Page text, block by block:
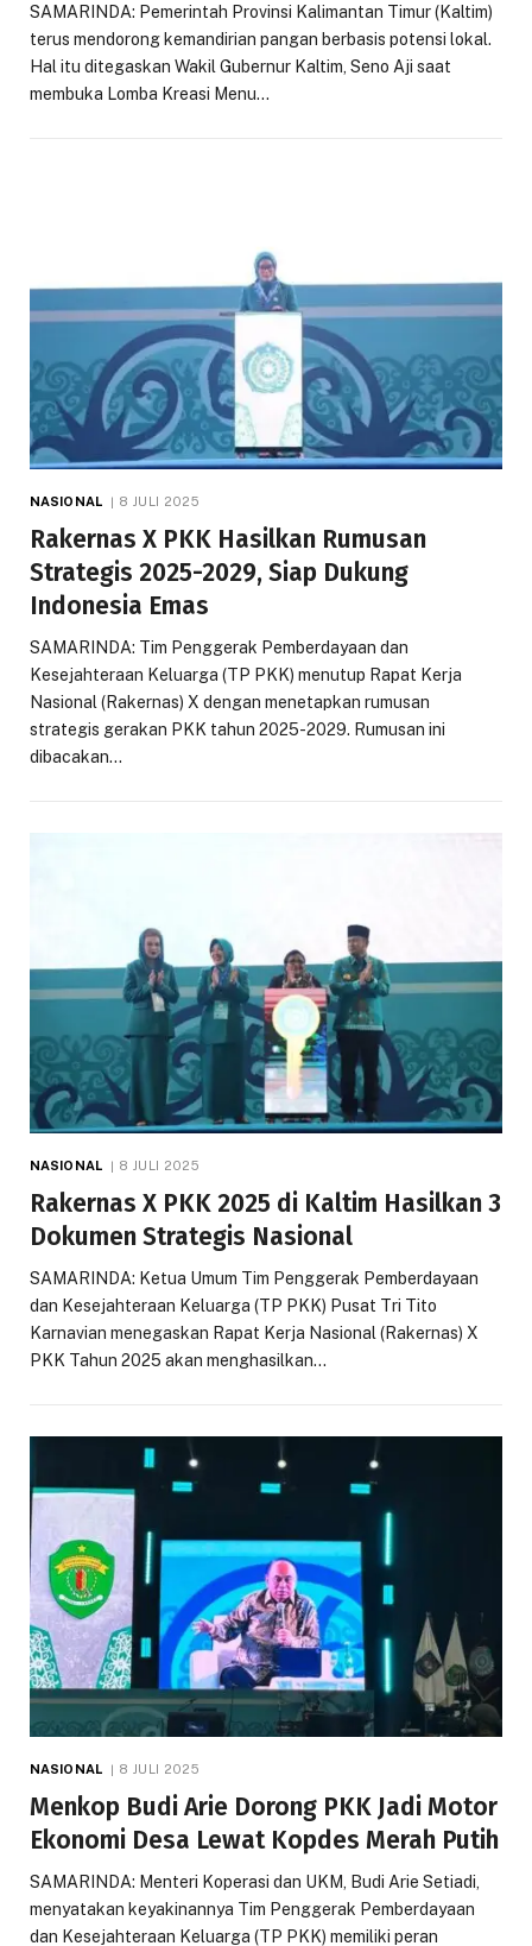
SAMARINDA: Pemerintah Provinsi Kalimantan Timur (Kaltim)
terus mendorong kemandirian pangan berbasis potensi lokal.
Hal itu ditegaskan Wakil Gubernur Kaltim, Seno Aji saat
membuka Lomba Kreasi Menu…
NASIONAL 8 JULI 2025
Rakernas X PKK Hasilkan Rumusan
Strategis 2025-2029, Siap Dukung
Indonesia Emas
SAMARINDA: Tim Penggerak Pemberdayaan dan
Kesejahteraan Keluarga (TP PKK) menutup Rapat Kerja
Nasional (Rakernas) X dengan menetapkan rumusan
strategis gerakan PKK tahun 2025-2029. Rumusan ini
dibacakan…
NASIONAL 8 JULI 2025
Rakernas X PKK 2025 di Kaltim Hasilkan 3
Dokumen Strategis Nasional
SAMARINDA: Ketua Umum Tim Penggerak Pemberdayaan
dan Kesejahteraan Keluarga (TP PKK) Pusat Tri Tito
Karnavian menegaskan Rapat Kerja Nasional (Rakernas) X
PKK Tahun 2025 akan menghasilkan…
NASIONAL 8 JULI 2025
Menkop Budi Arie Dorong PKK Jadi Motor
Ekonomi Desa Lewat Kopdes Merah Putih
SAMARINDA: Menteri Koperasi dan UKM, Budi Arie Setiadi,
menyatakan keyakinannya Tim Penggerak Pemberdayaan
dan Kesejahteraan Keluarga (TP PKK) memiliki peran